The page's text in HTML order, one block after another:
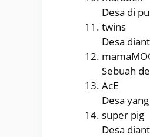
Desa di
twins
Desa
Sebuah
AcE
Desa
super pig
Desa